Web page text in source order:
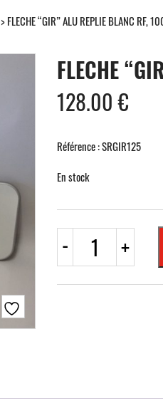
> FLECHE “GIR” ALU REPLIE BLANC RF,
FLECHE
128.00€
Référence : SRGIR125
En stock
- quantité
FLECHE
+